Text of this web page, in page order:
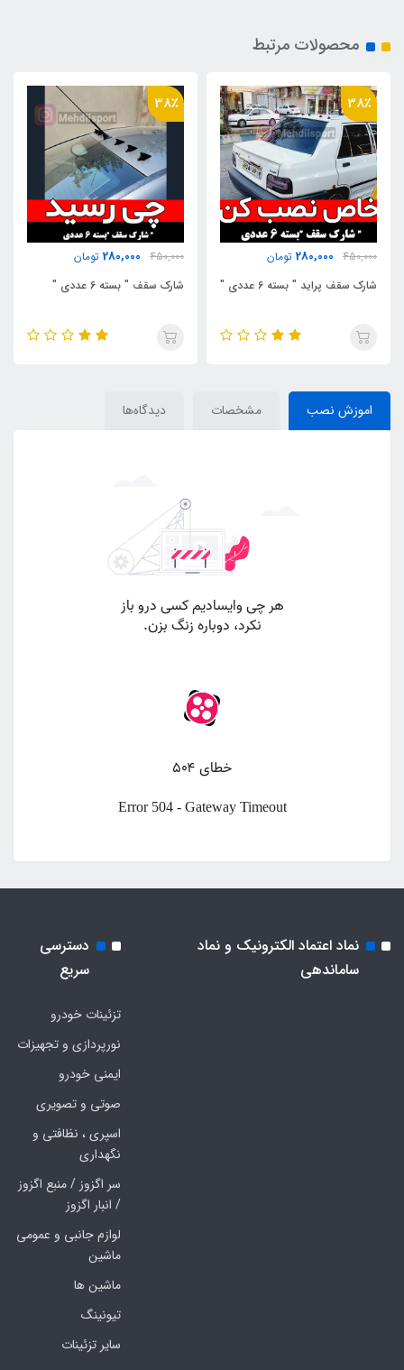
محصولات مرتبط
38٪
450,000
280,000 تومان
شارک سقف پراید " بسته 6 عددی "
38٪
450,000
280,000 تومان
شارک سقف " بسته 6 عددی "
اموزش نصب مشخصات دیدگاه‌ها
نماد اعتماد الکترونیک و نماد
ساماندهی
دسترسی
سریع
تزئینات خودرو
نورپردازی و تجهیزات
ایمنی خودرو
صوتی و تصویری
اسپری ، نظافتی و
نگهداری
سر اگزوز / منبع اگزوز
/ انبار اگزوز
لوازم جانبی و عمومی
ماشین
ماشین ها
تیونینگ
سایر تزئینات